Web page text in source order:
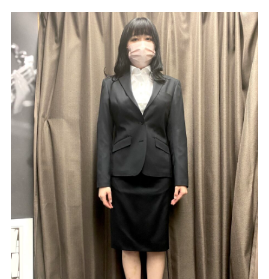
公
式
Youtube
公
式
Facebook
公
式
Twitter
公
式
Instagram
公
式
LINE